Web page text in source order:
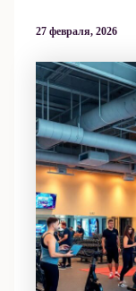
27 февраля, 2026